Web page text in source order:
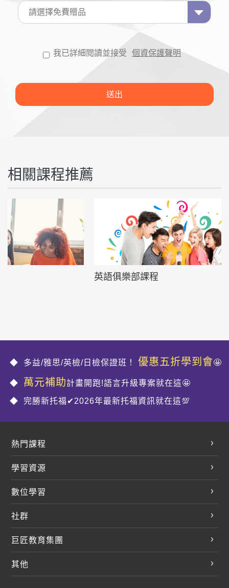
我已詳細閱讀並接受 個資保護聲明
相關課程推薦
多益/雅思/英檢/日檢保證班！ 優惠五折學到會🤩
萬元補助計畫開跑!語言升級專案就在這🤩
完勝新托福✔2026年最新托福資訊就在這💯
熱門課程
開口溜英文
多益課程
雅思課程
商用英文
學習資源
開課查詢
學員專區
Line 官方帳號
數位學習
巨匠日語數位學院
巨匠電腦數位學院
社群
就愛嗑英文吐司IG
英文有益思FB
巨匠教育集團
巨匠線上真人
其他